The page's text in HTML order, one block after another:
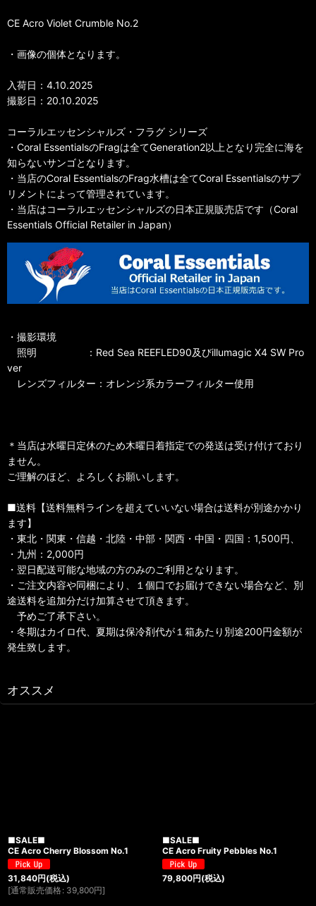
CE Acro Violet Crumble No.2
・画像の個体となります。
入荷日：4.10.2025
撮影日：20.10.2025
コーラルエッセンシャルズ・フラグ シリーズ
・Coral EssentialsのFragは全てGeneration2以上となり完全に海を
知らないサンゴとなります。
・当店のCoral EssentialsのFrag水槽は全てCoral Essentialsのサプ
リメントによって管理されています。
・当店はコーラルエッセンシャルズの日本正規販売店です（Coral
Essentials Official Retailer in Japan）
・撮影環境
照明 ：Red Sea REEFLED90及びillumagic X4 SW Pro
ver
レンズフィルター：オレンジ系カラーフィルター使用
＊当店は水曜日定休のため木曜日着指定での発送は受け付けており
ません。
ご理解のほど、よろしくお願いします。
■送料【送料無料ラインを超えていいない場合は送料が別途かかり
ます】
・東北・関東・信越・北陸・中部・関西・中国・四国：1,500円、
・九州：2,000円
・翌日配送可能な地域の方のみのご利用となります。
・ご注文内容や同梱により、１個口でお届けできない場合など、別
途送料を追加分だけ加算させて頂きます。
予めご了承下さい。
・冬期はカイロ代、夏期は保冷剤代が１箱あたり別途200円金額が
発生致します。
オススメ
■SALE■
CE Acro Cherry Blossom No.1
31,840円(税込)
[通常販売価格 : 39,800円]
■SALE■
CE Acro Fruity Pebbles No.1
79,800円(税込)